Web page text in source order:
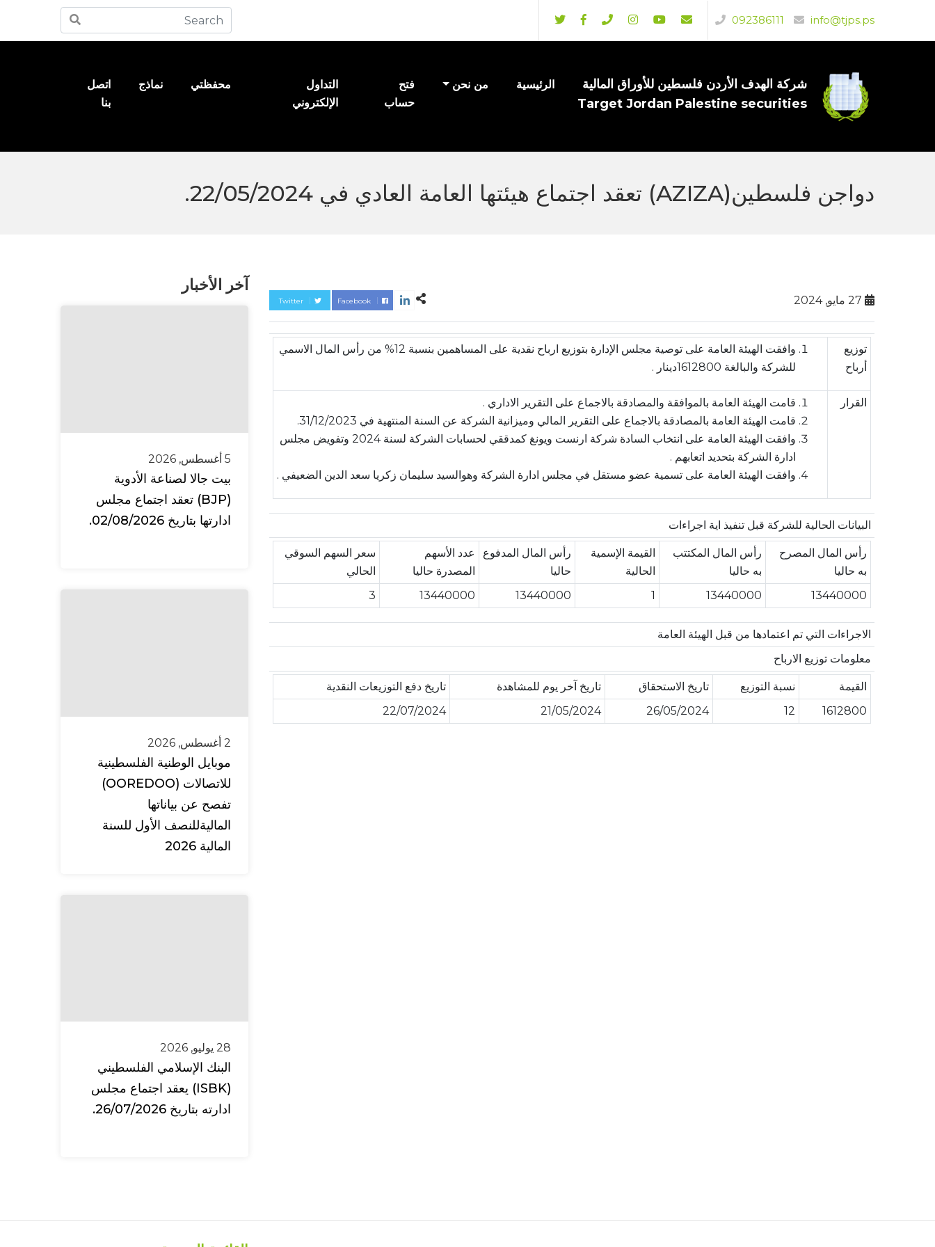
info@tjps.ps
092386111
شركة الهدف الأردن فلسطين للأوراق المالية
Target Jordan Palestine securities
الرئيسية من نحن
فتح
حساب
التداول
الإلكتروني
محفظتي نماذج
اتصل
بنا
دواجن فلسطين(AZIZA) تعقد اجتماع هيئتها العامة العادي في 22/05/2024.
Twitter Facebook
توزيع
أرباح
وافقت الهيئة العامة على توصية مجلس الإدارة بتوزيع ارباح نقدية على المساهمين بنسبة 12% من رأس المال الاسمي
للشركة والبالغة 1612800دينار .
القرار
قامت الهيئة العامة بالموافقة والمصادقة بالاجماع على التقرير الاداري .
قامت الهيئة العامة بالمصادقة بالاجماع على التقرير المالي وميزانية الشركة عن السنة المنتهية في 31/12/2023.
وافقت الهيئة العامة على انتخاب السادة شركة ارنست ويونغ كمدققي لحسابات الشركة لسنة 2024 وتفويض مجلس
ادارة الشركة بتحديد اتعابهم .
وافقت الهيئة العامة على تسمية عضو مستقل في مجلس ادارة الشركة وهوالسيد سليمان زكريا سعد الدين الضعيفي .
البيانات الحالية للشركة قبل تنفيذ اية اجراءات
رأس المال المصرح
به حاليا
رأس المال المكتتب
به حاليا
القيمة الإسمية
الحالية
رأس المال المدفوع
حاليا
عدد الأسهم
المصدرة حاليا
سعر السهم السوقي
الحالي
13440000
13440000
1
13440000
13440000
3
الاجراءات التي تم اعتمادها من قبل الهيئة العامة
معلومات توزيع الارباح
القيمة نسبة التوزيع تاريخ الاستحقاق تاريخ آخر يوم للمشاهدة
تاريخ دفع التوزيعات النقدية
1612800
12
26/05/2024
21/05/2024
22/07/2024
آخر الأخبار
5 أغسطس, 2026
بيت جالا لصناعة الأدوية
(BJP) تعقد اجتماع مجلس
ادارتها بتاريخ 02/08/2026.
2 أغسطس, 2026
موبايل الوطنية الفلسطينية
للاتصالات (OOREDOO)
تفصح عن بياناتها
الماليةللنصف الأول للسنة
المالية 2026
28 يوليو, 2026
البنك الإسلامي الفلسطيني
(ISBK) يعقد اجتماع مجلس
ادارته بتاريخ 26/07/2026.